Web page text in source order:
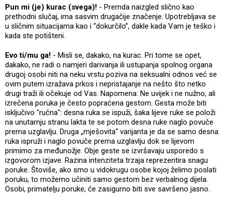
Pun mi (je) kurac (svega)! - Premda naizgled slično kao
prethodni slučaj, ima sasvim drugačije značenje. Upotrebljava se
u sličnim situacijama kao i “dokurčilo”, dakle kada Vam je teško i
kada ste potišteni.
Evo ti/mu ga! - Misli se, dakako, na kurac. Pri tome se opet,
dakako, ne radi o namjeri darivanja ili ustupanja spolnog organa
drugoj osobi niti na neku vrstu poziva na seksualni odnos već se
ovim putem izražava prkos i nepristajanje na nešto što netko
drugi traži ili očekuje od Vas. Napomena: Ne uvijek i ne nužno, ali
izrečena poruka je često popraćena gestom. Gesta može biti
isključivo "ručna": desna ruka se ispuži, šaka lijeve ruke se položi
na unutarnju stranu lakta te se potom desna ruke naglo povuče
prema uzglavlju. Druga „mješovita“ varijanta je da se samo desna
ruka ispruži i naglo povuče prema uzglavlju dok se lijevom
primimo za međunožje. Obje geste se izvršavaju usporedo s
izgovorom izjave. Razina intenziteta trzaja reprezentira snagu
poruke. Štoviše, ako smo u vidokrugu osobe kojoj želimo poslati
poruku, to možemo učiniti samo gestom bez verbalnog dijela.
Osobi, primatelju poruke, će zasigurno biti sve savršeno jasno.